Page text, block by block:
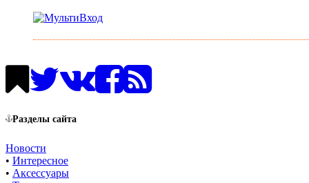
Разделы сайта
Новости
• Интересное
• Аксессуары